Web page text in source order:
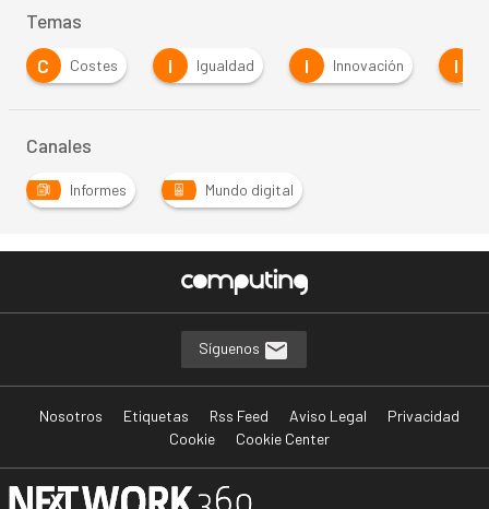
Temas
C
Costes I Igualdad I Innovación I
Canales
Informes Mundo digital
Síguenos
Nosotros Etiquetas Rss Feed Aviso Legal
Privacidad
Cookie
Cookie Center